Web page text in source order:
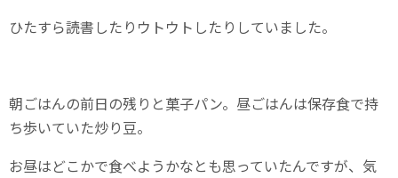
ひたすら読書したりウトウトしたりしていました。
朝ごはんの前日の残りと菓子パン。昼ごはんは保存食で持
ち歩いていた炒り豆。
お昼はどこかで食べようかなとも思っていたんですが、気